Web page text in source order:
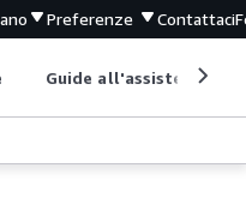
Preferenze Contattaci
Guide all'assistenza